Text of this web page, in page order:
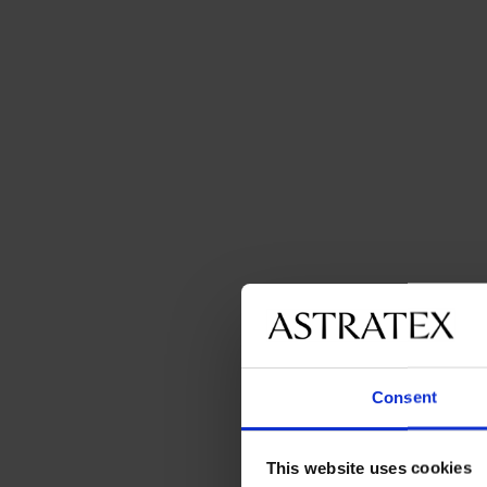
Consent
This website uses cookies